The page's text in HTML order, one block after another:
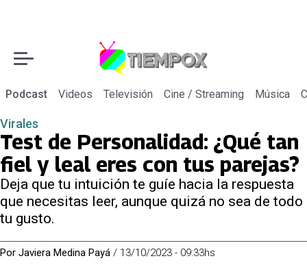
Podcast Videos Televisión Cine / Streaming Música
Virales
Test de Personalidad: ¿Qué tan
fiel y leal eres con tus parejas?
Deja que tu intuición te guíe hacia la respuesta
que necesitas leer, aunque quizá no sea de todo
tu gusto.
Por Javiera Medina Payá / 13/10/2023 - 09:33hs